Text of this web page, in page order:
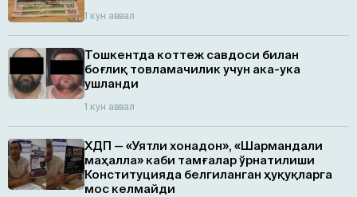
1 кун аввал
Тошкентда коттеж савдоси билан
боғлиқ товламачилик учун ака-ука
ушланди
1 кун аввал
ХДП — «Уятли хонадон», «Шармандали
маҳалла» каби тамғалар ўрнатилиши
Конституцияда белгиланган ҳуқуқларга
мос келмайди